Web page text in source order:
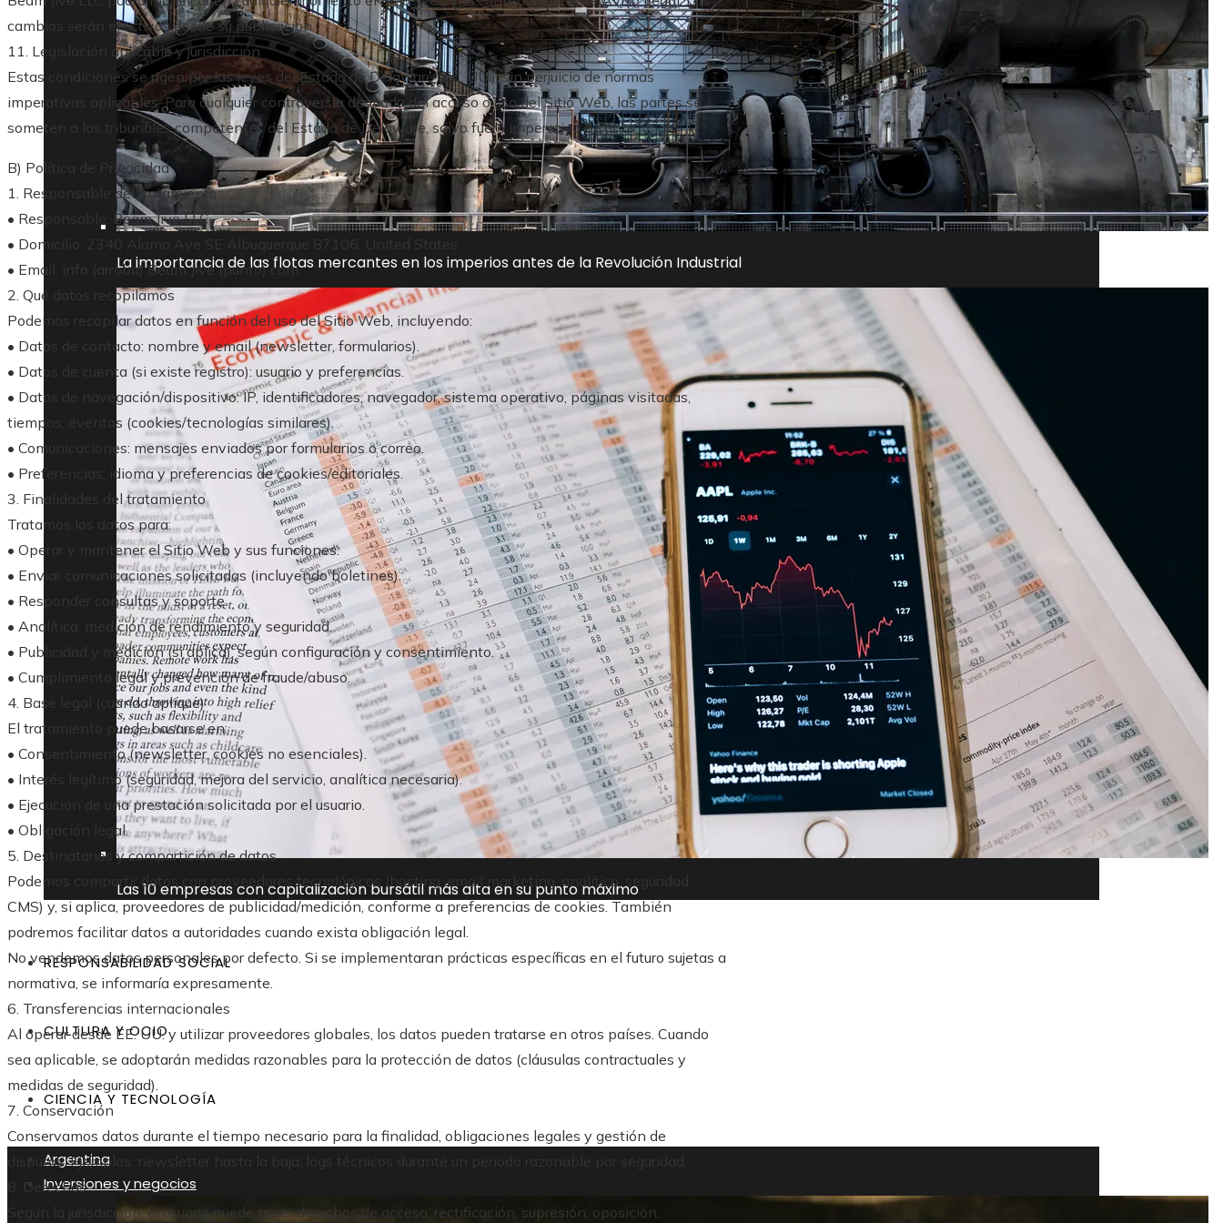
La importancia de las flotas mercantes en los imperios antes de la Revolución Industrial
Las 10 empresas con capitalización bursátil más alta en su punto máximo
RESPONSABILIDAD SOCIAL
CULTURA Y OCIO
CIENCIA Y TECNOLOGÍA
Argentina
Inversiones y negocios
cambios serán efectivos desde su publicación.
11. Legislación aplicable y jurisdicción
Estas condiciones se rigen por las leyes del Estado de Delaware (EE. UU.), sin perjuicio de normas
imperativas aplicables. Para cualquier controversia derivada del acceso o uso del Sitio Web, las partes se
someten a los tribunales competentes del Estado de Delaware, salvo fuero imperativo distinto.
B) Política de Privacidad
1. Responsable del tratamiento
• Responsable: Beam Jive LLC.
• Domicilio: 2340 Alamo Ave SE Albuquerque 87106, United States.
• Email: info (arroba) Beam Jive (punto) com.
2. Qué datos recopilamos
Podemos recopilar datos en función del uso del Sitio Web, incluyendo:
• Datos de contacto: nombre y email (newsletter, formularios).
• Datos de cuenta (si existe registro): usuario y preferencias.
• Datos de navegación/dispositivo: IP, identificadores, navegador, sistema operativo, páginas visitadas,
tiempos, eventos (cookies/tecnologías similares).
• Comunicaciones: mensajes enviados por formularios o correo.
• Preferencias: idioma y preferencias de cookies/editoriales.
3. Finalidades del tratamiento
Tratamos los datos para:
• Operar y mantener el Sitio Web y sus funciones.
• Enviar comunicaciones solicitadas (incluyendo boletines).
• Responder consultas y soporte.
• Analítica, medición de rendimiento y seguridad.
• Publicidad y medición (si aplica), según configuración y consentimiento.
• Cumplimiento legal y prevención de fraude/abuso.
4. Base legal (cuando aplique)
El tratamiento puede basarse en:
• Consentimiento (newsletter, cookies no esenciales).
• Interés legítimo (seguridad, mejora del servicio, analítica necesaria).
• Ejecución de una prestación solicitada por el usuario.
• Obligación legal.
5. Destinatarios y compartición de datos
Podemos compartir datos con proveedores tecnológicos (hosting, email marketing, analítica, seguridad,
CMS) y, si aplica, proveedores de publicidad/medición, conforme a preferencias de cookies. También
podremos facilitar datos a autoridades cuando exista obligación legal.
No vendemos datos personales por defecto. Si se implementaran prácticas específicas en el futuro sujetas a
normativa, se informaría expresamente.
6. Transferencias internacionales
Al operar desde EE. UU. y utilizar proveedores globales, los datos pueden tratarse en otros países. Cuando
sea aplicable, se adoptarán medidas razonables para la protección de datos (cláusulas contractuales y
medidas de seguridad).
7. Conservación
Conservamos datos durante el tiempo necesario para la finalidad, obligaciones legales y gestión de
disputas. Ejemplos: newsletter hasta la baja; logs técnicos durante un periodo razonable por seguridad.
8. Derechos
Según la jurisdicción, el usuario puede tener derechos de acceso, rectificación, supresión, oposición,